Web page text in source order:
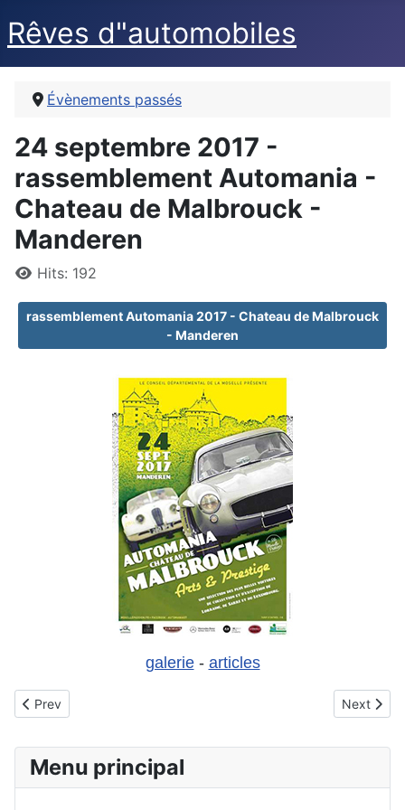
Rêves d"automobiles
Évènements passés
24 septembre 2017 -
rassemblement Automania -
Chateau de Malbrouck -
Manderen
DetailsHits: 192
rassemblement Automania 2017 - Chateau de Malbrouck
- Manderen
galerie- articles
Previous article: 01 mai 2018 - Cité de l'automobile - Collection
Prev Next
Next
Menu principal